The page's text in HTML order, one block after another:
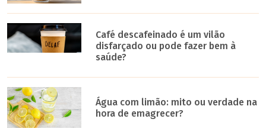
Café descafeinado é um vilão
disfarçado ou pode fazer bem à
saúde?
Água com limão: mito ou verdade na
hora de emagrecer?